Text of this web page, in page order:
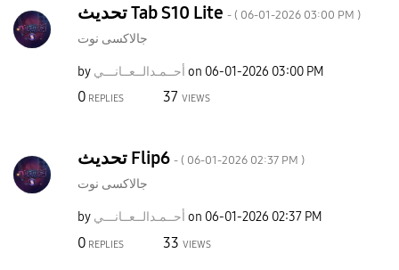
تحديث Tab S10 Lite - ( ‎06-01-2026 03:00 PM )
جالاكسى نوت
by أحــمـدالــعــانـــي on ‎06-01-2026 03:00 PM
0 REPLIES 37 VIEWS
تحديث Flip6 - ( ‎06-01-2026 02:37 PM )
جالاكسى نوت
by أحــمـدالــعــانـــي on ‎06-01-2026 02:37 PM
0 REPLIES 33 VIEWS